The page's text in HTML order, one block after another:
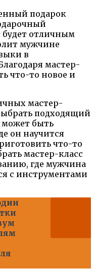
подарок
будет отличным
мужчине
в
мастер-
что-то новое и
мастер-
подходящий
быть
он научится
что-то
мастер-класс
где мужчина
с инструментами